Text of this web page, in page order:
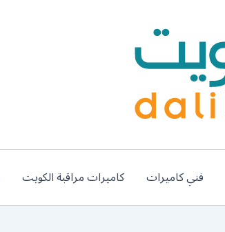
فني كاميرات كاميرات مراقبة الكويت